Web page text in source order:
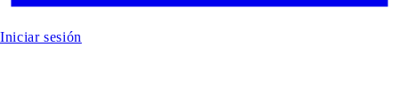
Iniciar sesión